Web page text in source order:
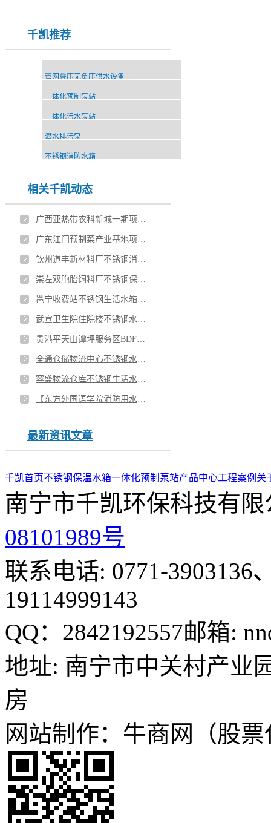
千凯推荐
管网叠压无负压供水设备
一体化预制泵站
一体化污水泵站
潜水排污泵
不锈钢消防水箱
相关千凯动态
最新资讯文章
千凯首页不锈钢保温水箱一体化预制泵站产品中心工程案例 关
南宁市千凯环保科技有限
08101989号
联系电话: 0771-3903136
19114999143
QQ：2842192557邮箱:
地址: 南宁市中关村产业
房
网站制作：牛商网（股票